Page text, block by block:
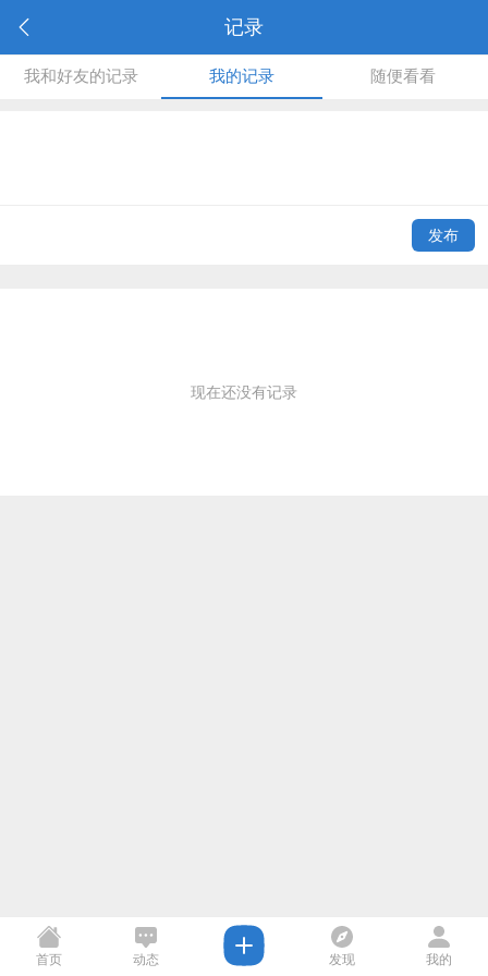
记录
我和好友的记录 我的记录 随便看看
发布
现在还没有记录
首页 动态 发现 我的